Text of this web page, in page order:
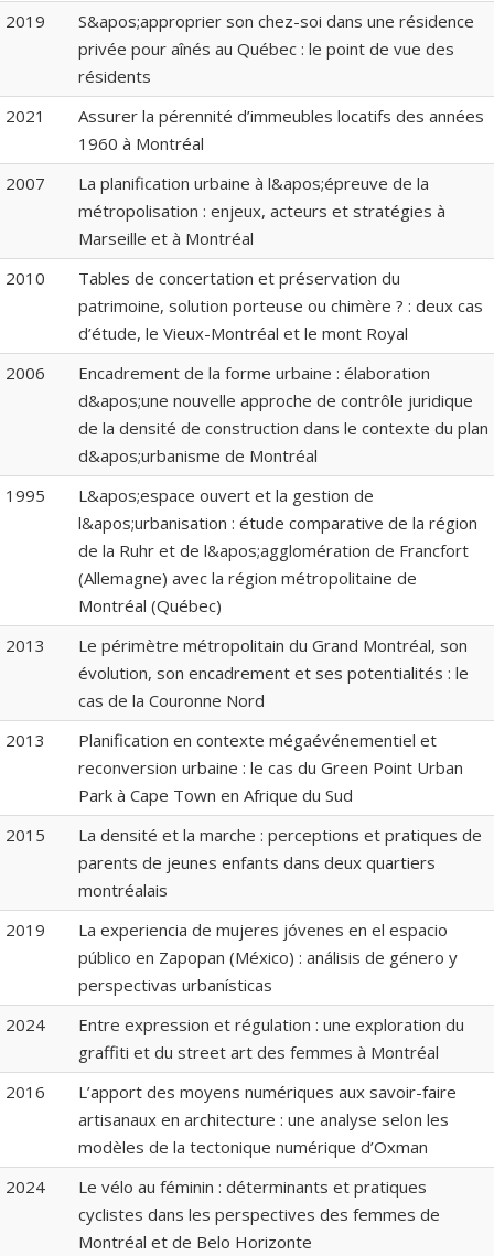
2019
S&apos;approprier son chez-soi dans une résidence
privée pour aînés au Québec : le point de vue des
résidents
2021
Assurer la pérennité d’immeubles locatifs des années
1960 à Montréal
2007
La planification urbaine à l&apos;épreuve de la
métropolisation : enjeux, acteurs et stratégies à
Marseille et à Montréal
2010
Tables de concertation et préservation du
patrimoine, solution porteuse ou chimère ? : deux cas
d’étude, le Vieux-Montréal et le mont Royal
2006
Encadrement de la forme urbaine : élaboration
d&apos;une nouvelle approche de contrôle juridique
de la densité de construction dans le contexte du plan
d&apos;urbanisme de Montréal
1995
L&apos;espace ouvert et la gestion de
l&apos;urbanisation : étude comparative de la région
de la Ruhr et de l&apos;agglomération de Francfort
(Allemagne) avec la région métropolitaine de
Montréal (Québec)
2013
Le périmètre métropolitain du Grand Montréal, son
évolution, son encadrement et ses potentialités : le
cas de la Couronne Nord
2013
Planification en contexte mégaévénementiel et
reconversion urbaine : le cas du Green Point Urban
Park à Cape Town en Afrique du Sud
2015
La densité et la marche : perceptions et pratiques de
parents de jeunes enfants dans deux quartiers
montréalais
2019
La experiencia de mujeres jóvenes en el espacio
público en Zapopan (México) : análisis de género y
perspectivas urbanísticas
2024
Entre expression et régulation : une exploration du
graffiti et du street art des femmes à Montréal
2016
L’apport des moyens numériques aux savoir-faire
artisanaux en architecture : une analyse selon les
modèles de la tectonique numérique d’Oxman
2024
Le vélo au féminin : déterminants et pratiques
cyclistes dans les perspectives des femmes de
Montréal et de Belo Horizonte